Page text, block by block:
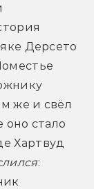
Дерсето
же и свёл
оно стало
Хартвуд
: